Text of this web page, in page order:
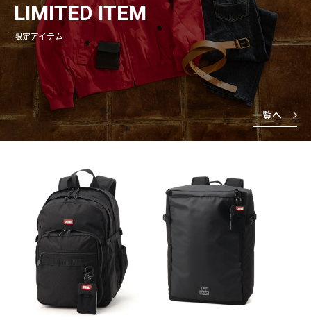
LIMITED ITEM
限定アイテム
一覧へ